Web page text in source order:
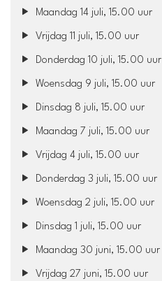
Maandag 14 juli, 15.00 uur
Vrijdag 11 juli, 15.00 uur
Donderdag 10 juli, 15.00 uur
Woensdag 9 juli, 15.00 uur
Dinsdag 8 juli, 15.00 uur
Maandag 7 juli, 15.00 uur
Vrijdag 4 juli, 15.00 uur
Donderdag 3 juli, 15.00 uur
Woensdag 2 juli, 15.00 uur
Dinsdag 1 juli, 15.00 uur
Maandag 30 juni, 15.00 uur
Vrijdag 27 juni, 15.00 uur